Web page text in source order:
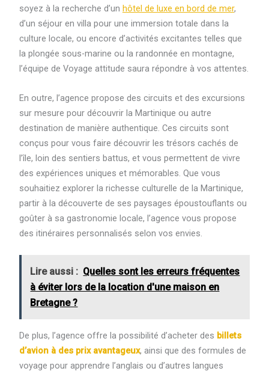
soyez à la recherche d’un hôtel de luxe en bord de mer,
d’un séjour en villa pour une immersion totale dans la
culture locale, ou encore d’activités excitantes telles que
la plongée sous-marine ou la randonnée en montagne,
l’équipe de Voyage attitude saura répondre à vos attentes.
En outre, l’agence propose des circuits et des excursions
sur mesure pour découvrir la Martinique ou autre
destination de manière authentique. Ces circuits sont
conçus pour vous faire découvrir les trésors cachés de
l’île, loin des sentiers battus, et vous permettent de vivre
des expériences uniques et mémorables. Que vous
souhaitiez explorer la richesse culturelle de la Martinique,
partir à la découverte de ses paysages époustouflants ou
goûter à sa gastronomie locale, l’agence vous propose
des itinéraires personnalisés selon vos envies.
Lire aussi : Quelles sont les erreurs fréquentes
à éviter lors de la location d'une maison en
Bretagne ?
De plus, l’agence offre la possibilité d’acheter des billets
d’avion à des prix avantageux, ainsi que des formules de
voyage pour apprendre l’anglais ou d’autres langues